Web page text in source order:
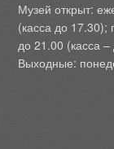
Музей открыт:
(касса до 17.30);
до 21.00 (касса
Выходные: